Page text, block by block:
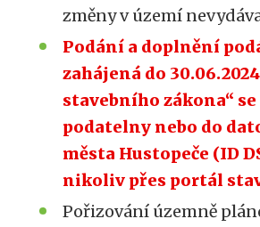
změny v území
Podání a doplnění
zahájená do
stavebního zákona“
podatelny nebo do
města Hustopeče (ID
nikoliv přes portál
Pořizování územně